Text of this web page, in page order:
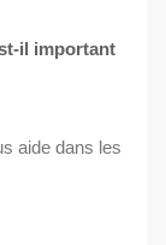
il important
aide dans les